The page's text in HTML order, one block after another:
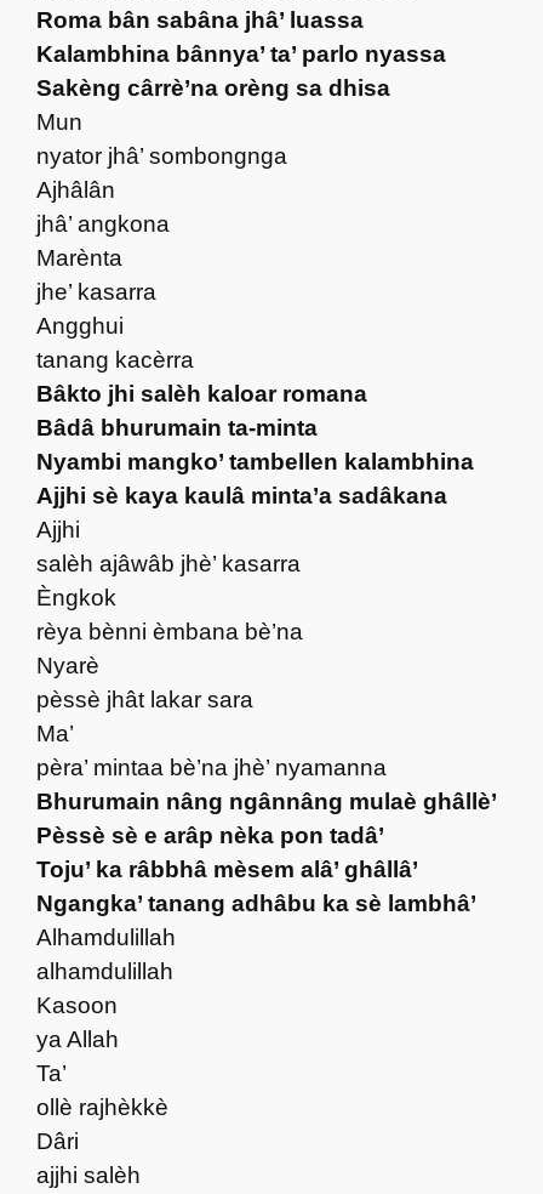
Roma bân sabâna jhâ’ luassa
Kalambhina bânnya’ ta’ parlo nyassa
Sakèng cârrè’na orèng sa dhisa
Mun
nyator jhâ’ sombongnga
Ajhâlân
jhâ’ angkona
Marènta
jhe’ kasarra
Angghui
tanang kacèrra
Bâkto jhi salèh kaloar romana
Bâdâ bhurumain ta-minta
Nyambi mangko’ tambellen kalambhina
Ajjhi sè kaya kaulâ minta’a sadâkana
Ajjhi
salèh ajâwâb jhè’ kasarra
Èngkok
rèya bènni èmbana bè’na
Nyarè
pèssè jhât lakar sara
Ma’
pèra’ mintaa bè’na jhè’ nyamanna
Bhurumain nâng ngânnâng mulaè ghâllè’
Pèssè sè e arâp nèka pon tadâ’
Toju’ ka râbbhâ mèsem alâ’ ghâllâ’
Ngangka’ tanang adhâbu ka sè lambhâ’
Alhamdulillah
alhamdulillah
Kasoon
ya Allah
Ta’
ollè rajhèkkè
Dâri
ajjhi salèh